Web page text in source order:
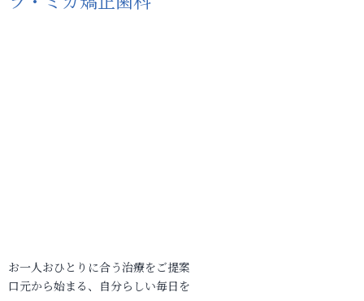
お一人おひとりに合う治療をご提案
口元から始まる、自分らしい毎日を